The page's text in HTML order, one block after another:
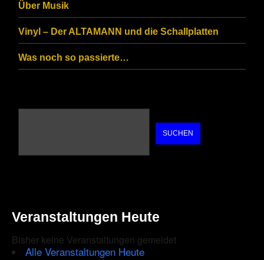
Über Musik
Vinyl – Der ALTAMANN und die Schallplatten
Was noch so passierte…
SUCHEN
Veranstaltungen Heute
Bisher keine Veranstaltungen gemeldet
Alle Veranstaltungen Heute